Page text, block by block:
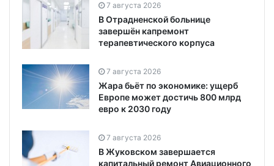
7 августа 2026
В Отрадненской больнице
завершён капремонт
терапевтического корпуса
7 августа 2026
Жара бьёт по экономике: ущерб
Европе может достичь 800 млрд
евро к 2030 году
7 августа 2026
В Жуковском завершается
капитальный ремонт Авиационного